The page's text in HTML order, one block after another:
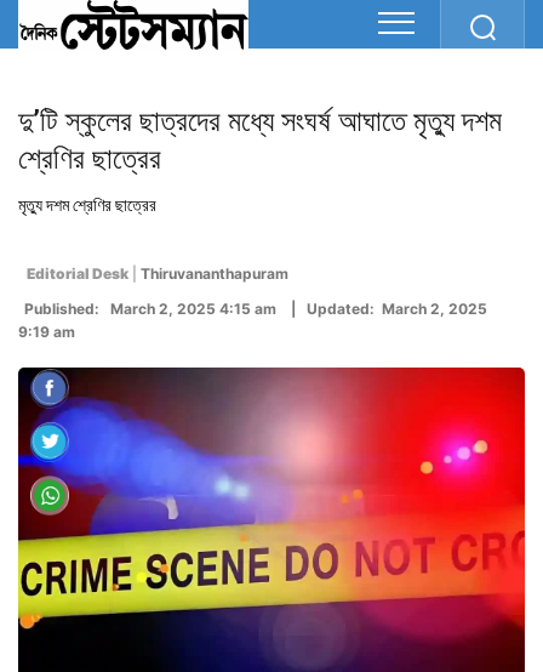
দু’টি স্কুলের ছাত্রদের মধ্যে সংঘর্ষ আঘাতে মৃত্যু দশম
শ্রেণির ছাত্রের
মৃত্যু দশম শ্রেণির ছাত্রের
Editorial Desk
Thiruvananthapuram
Published: March 2, 2025 4:15 am | Updated: March 2, 2025
9:19 am